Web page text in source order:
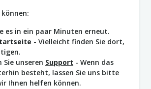
es in ein paar Minuten erneut.
- Vielleicht finden Sie dort,
unseren Support - Wenn das
besteht, lassen Sie uns bitte
Ihnen helfen können.